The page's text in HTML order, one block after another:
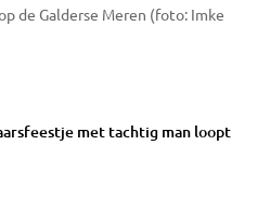
de Galderse Meren (foto: Imke
met tachtig man loopt